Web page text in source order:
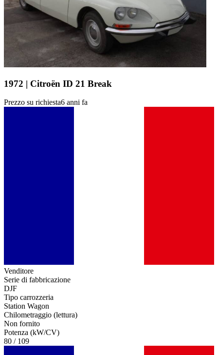
1972 | Citroën ID 21 Break
Prezzo su richiesta6 anni fa
Venditore
Serie di fabbricazione
DJF
Tipo carrozzeria
Station Wagon
Chilometraggio (lettura)
Non fornito
Potenza (kW/CV)
80 / 109